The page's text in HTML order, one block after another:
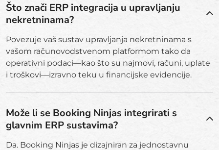
Što znači ERP integracija u upravljanju
nekretninama?
Povezuje vaš sustav upravljanja nekretninama s
vašom računovodstvenom platformom tako da
operativni podaci—kao što su najmovi, računi, uplate
i troškovi—izravno teku u financijske evidencije.
Može li se Booking Ninjas integrirati s
glavnim ERP sustavima?
Da. Booking Ninjas je dizajniran za jednostavnu